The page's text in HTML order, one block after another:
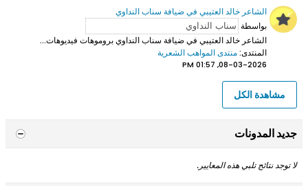
الشاعر خالد العتيبي في ضيافة سناب النداوي
بواسطة
الشاعر خالد العتيبي في ضيافة سناب النداوي بروموهات فيديوهات...
المنتدى:منتدى المواهب الشعرية
08-03-2026, 01:57 PM
مشاهدة الكل
جديد المدونات
لا توجد نتائج تلبي هذه المعايير.